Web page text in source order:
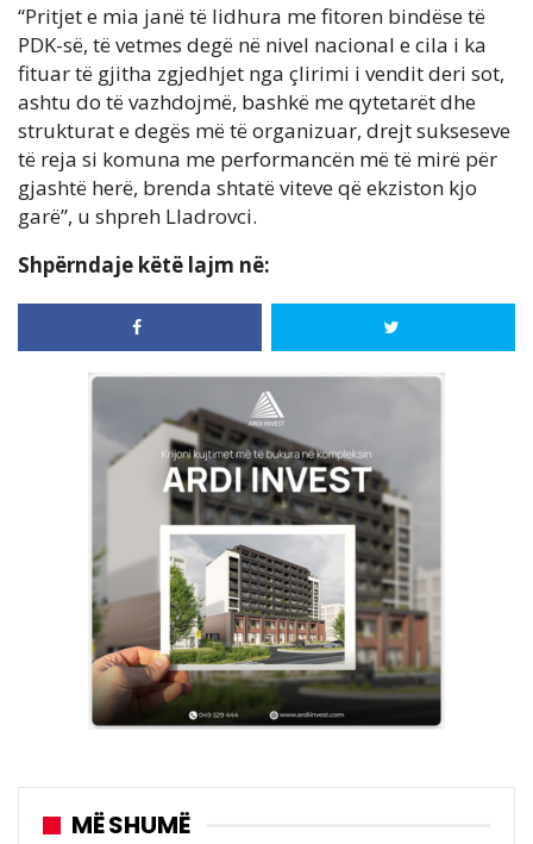
“Pritjet e mia janë të lidhura me fitoren bindëse të
PDK-së, të vetmes degë në nivel nacional e cila i ka
fituar të gjitha zgjedhjet nga çlirimi i vendit deri sot,
ashtu do të vazhdojmë, bashkë me qytetarët dhe
strukturat e degës më të organizuar, drejt sukseseve
të reja si komuna me performancën më të mirë për
gjashtë herë, brenda shtatë viteve që ekziston kjo
garë”, u shpreh Lladrovci.
Shpërndaje këtë lajm në:
MË SHUMË